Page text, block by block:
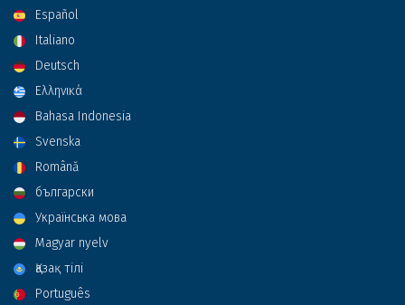
Español
Italiano
Deutsch
Ελληνικά
Bahasa Indonesia
Svenska
Română
български
Українська мова
Magyar nyelv
Қазақ тілі
Português